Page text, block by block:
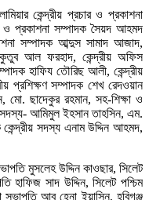
কেন্দ্রীয় প্রচার ও প্রকাশনা
ও প্রকাশনা সম্পাদক সৈয়দ আহমদ
সম্পাদক আব্দুস সামাদ আজাদ,
কুতুব আল ফরহাদ, কেন্দ্রীয় অফিস
হাফিয তৌরিছ আলী, কেন্দ্রীয়
প্রশিক্ষণ সম্পাদক শেখ রেদওয়ান
মো. ছাদেকুর রহমান, সহ-শিক্ষা ও
আমিমুল ইহসান তাহসিন, এম.
কেন্দ্রীয় সদস্য এনাম উদ্দিন আহমদ,
মুসলেহ উদ্দিন কাওছার, সিলেট
হাফিজ সাদ উদ্দিন, সিলেট পশ্চিম
আবু হেনা ইয়াসিন, হবিগঞ্জ